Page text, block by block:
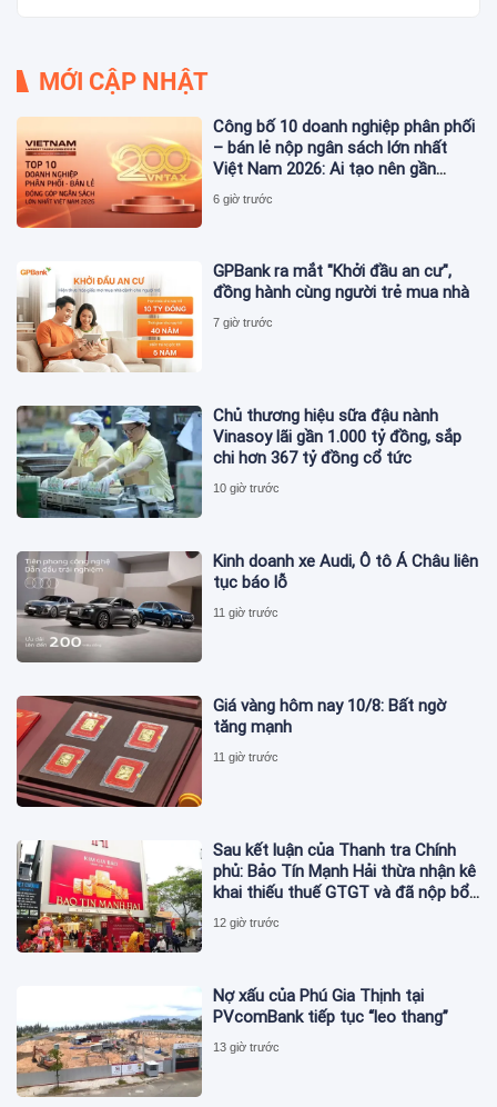
MỚI CẬP NHẬT
Công bố 10 doanh nghiệp phân phối
– bán lẻ nộp ngân sách lớn nhất
Việt Nam 2026: Ai tạo nên gần
12.900 tỷ đồng?
6 giờ trước
GPBank ra mắt "Khởi đầu an cư",
đồng hành cùng người trẻ mua nhà
7 giờ trước
Chủ thương hiệu sữa đậu nành
Vinasoy lãi gần 1.000 tỷ đồng, sắp
chi hơn 367 tỷ đồng cổ tức
10 giờ trước
Kinh doanh xe Audi, Ô tô Á Châu liên
tục báo lỗ
11 giờ trước
Giá vàng hôm nay 10/8: Bất ngờ
tăng mạnh
11 giờ trước
Sau kết luận của Thanh tra Chính
phủ: Bảo Tín Mạnh Hải thừa nhận kê
khai thiếu thuế GTGT và đã nộp bổ
sung
12 giờ trước
Nợ xấu của Phú Gia Thịnh tại
PVcomBank tiếp tục “leo thang”
13 giờ trước